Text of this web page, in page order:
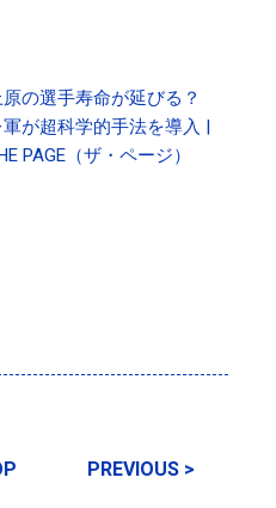
の選手寿命が延びる？
軍が超科学的手法を導入 |
PAGE（ザ・ページ）
PREVIOUS >